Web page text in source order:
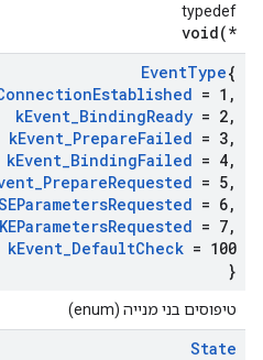
typedef
void(*
EventType{
Established = 1 ,
kEvent_BindingReady = 2,
kEvent_PrepareFailed = 3,
kEvent_BindingFailed = 4,
_PrepareRequested = 5,
Requested = 6,
Requested = 7,
kEvent_DefaultCheck = 100
}
טיפוסים בני מנייה (enum)
State